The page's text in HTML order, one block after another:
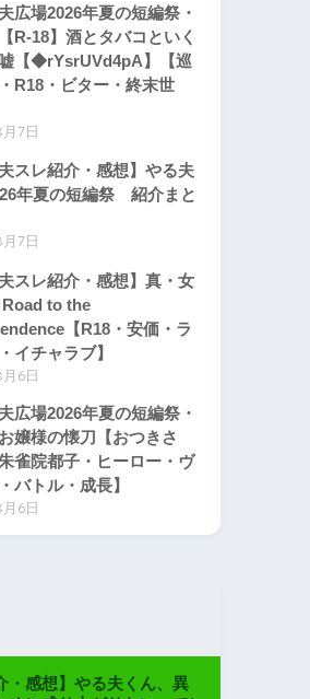
夫広場2026年夏の短編祭・
R-18】酒とタバコといく
【◆rYsrUVd4pA】【巡
R18・ビター・終末世
7日
夫スレ紹介・感想】やる夫
年夏の短編祭 紹介まと
7日
夫スレ紹介・感想】真・女
to the
【R18・安価・ラ
イチャラブ】
6日
夫広場2026年夏の短編祭・
嬢様の懐刀【おつきさ
雀院都子・ヒーロー・ヴ
バトル・成長】
6日